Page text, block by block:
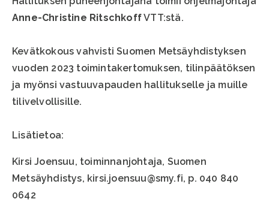
Anne-Christine RitschkoffVTT:stä.
Kevätkokous vahvisti Suomen Metsäyhdistyksen
vuoden 2023 toimintakertomuksen, tilinpäätöksen
ja myönsi vastuuvapauden hallitukselle ja muille
tilivelvollisille.
Lisätietoa:
Kirsi Joensuu, toiminnanjohtaja, Suomen
Metsäyhdistys, kirsi.joensuu@smy.fi, p. 040 840
0642